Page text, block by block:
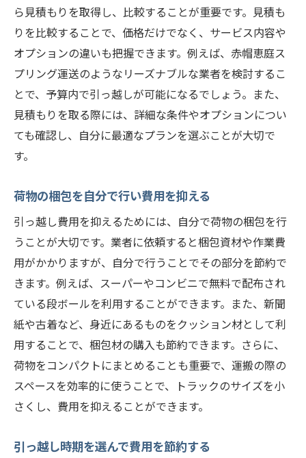
ら見積もりを取得し、比較することが重要です。見積も
りを比較することで、価格だけでなく、サービス内容や
オプションの違いも把握できます。例えば、赤帽恵庭ス
プリング運送のようなリーズナブルな業者を検討するこ
とで、予算内で引っ越しが可能になるでしょう。また、
見積もりを取る際には、詳細な条件やオプションについ
ても確認し、自分に最適なプランを選ぶことが大切で
す。
荷物の梱包を自分で行い費用を抑える
引っ越し費用を抑えるためには、自分で荷物の梱包を行
うことが大切です。業者に依頼すると梱包資材や作業費
用がかかりますが、自分で行うことでその部分を節約で
きます。例えば、スーパーやコンビニで無料で配布され
ている段ボールを利用することができます。また、新聞
紙や古着など、身近にあるものをクッション材として利
用することで、梱包材の購入も節約できます。さらに、
荷物をコンパクトにまとめることも重要で、運搬の際の
スペースを効率的に使うことで、トラックのサイズを小
さくし、費用を抑えることができます。
引っ越し時期を選んで費用を節約する